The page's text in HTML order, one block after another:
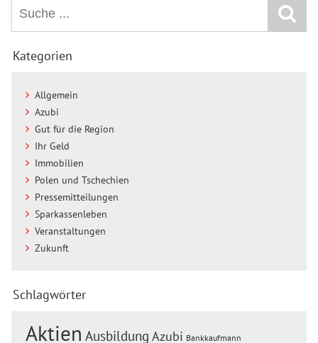
Kategorien
Allgemein
Azubi
Gut für die Region
Ihr Geld
Immobilien
Polen und Tschechien
Pressemitteilungen
Sparkassenleben
Veranstaltungen
Zukunft
Schlagwörter
Aktien Ausbildung Azubi Bankkaufmann